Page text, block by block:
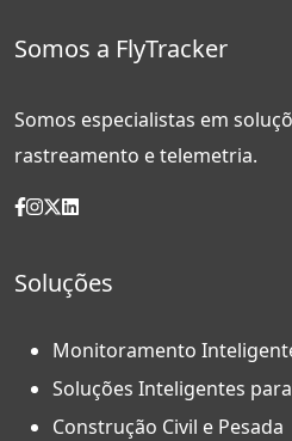
Somos a FlyTracker
Somos especialistas em
rastreamento e telemetria.
Soluções
Monitoramento
Soluções Inteligentes
Construção Civil e Pesada